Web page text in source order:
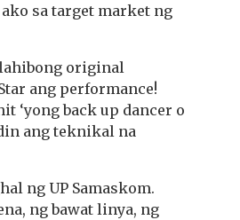
sa target market ng
original
ang performance!
‘yong back up dancer o
ang teknikal na
ng UP Samaskom.
ng bawat linya, ng